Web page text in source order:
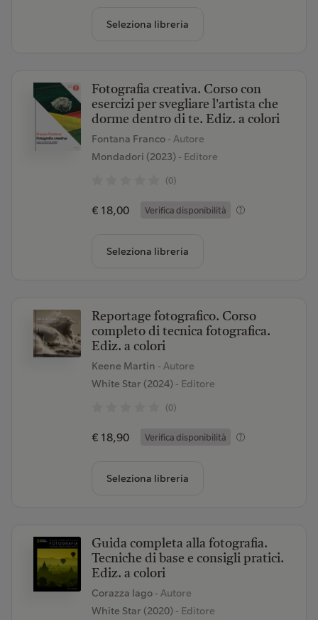
Seleziona libreria
Fotografia creativa. Corso con
esercizi per svegliare l'artista che
dorme dentro di te. Ediz. a colori
Fontana Franco - Autore
Mondadori (2023)- Editore
(0)
€ 18,00 Verifica disponibilità
Seleziona libreria
Reportage fotografico. Corso
completo di tecnica fotografica.
Ediz. a colori
Keene Martin - Autore
White Star (2024)- Editore
(0)
€ 18,90 Verifica disponibilità
Seleziona libreria
Guida completa alla fotografia.
Tecniche di base e consigli pratici.
Ediz. a colori
Corazza Iago - Autore
White Star (2020)- Editore